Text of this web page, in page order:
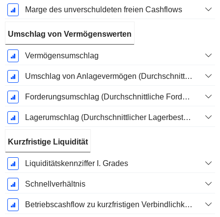
Marge des unverschuldeten freien Cashflows
Umschlag von Vermögenswerten
Vermögensumschlag
Umschlag von Anlagevermögen (Durchschnittliches Anlagevermögen)
Forderungsumschlag (Durchschnittliche Forderungen)
Lagerumschlag (Durchschnittlicher Lagerbestand)
Kurzfristige Liquidität
Liquiditätskennziffer I. Grades
Schnellverhältnis
Betriebscashflow zu kurzfristigen Verbindlichkeiten